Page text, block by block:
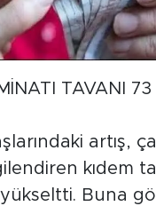
TAVANI 73
artış,
kıdem
yükseltti. Buna